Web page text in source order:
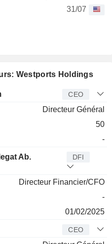
31/07
Westports Holdings
CEO
Directeur Général
50
-
Ab.
DFI
Directeur Financier/CFO
-
01/02/2025
CEO